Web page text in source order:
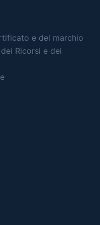
e del marchio
Ricorsi e dei